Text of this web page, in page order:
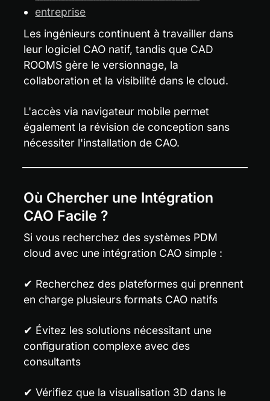
entreprise
Les ingénieurs continuent à travailler dans
leur logiciel CAO natif, tandis que CAD
ROOMS gère le versionnage, la
collaboration et la visibilité dans le cloud.
L'accès via navigateur mobile permet
également la révision de conception sans
nécessiter l'installation de CAO.
Où Chercher une Intégration
CAO Facile ?
Si vous recherchez des systèmes PDM
cloud avec une intégration CAO simple :
✔ Recherchez des plateformes qui prennent
en charge plusieurs formats CAO natifs
✔ Évitez les solutions nécessitant une
configuration complexe avec des
consultants
✔ Vérifiez que la visualisation 3D dans le